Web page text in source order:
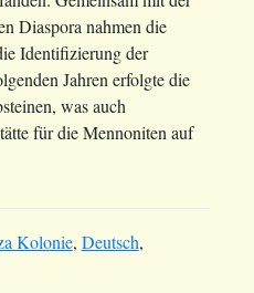
Diaspora nahmen die
Identifizierung der
Jahren erfolgte die
was auch
für die Mennoniten auf
Kolonie, Deutsch,